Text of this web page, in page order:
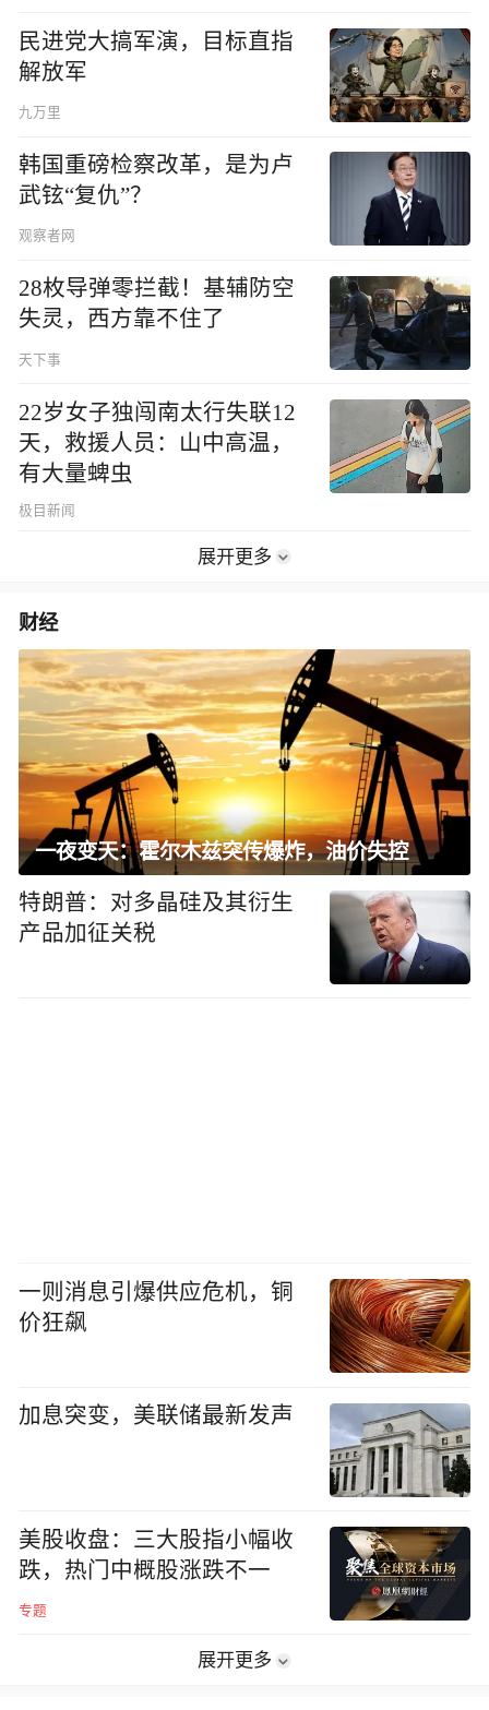
民进党大搞军演，目标直指
解放军
九万里
韩国重磅检察改革，是为卢
武铉“复仇”？
观察者网
28枚导弹零拦截！基辅防空
失灵，西方靠不住了
天下事
22岁女子独闯南太行失联12
天，救援人员：山中高温，
有大量蜱虫
极目新闻
展开更多
财经
一夜变天：霍尔木兹突传爆炸，油价失控
特朗普：对多晶硅及其衍生
产品加征关税
一则消息引爆供应危机，铜
价狂飙
加息突变，美联储最新发声
美股收盘：三大股指小幅收
跌，热门中概股涨跌不一
专题
展开更多